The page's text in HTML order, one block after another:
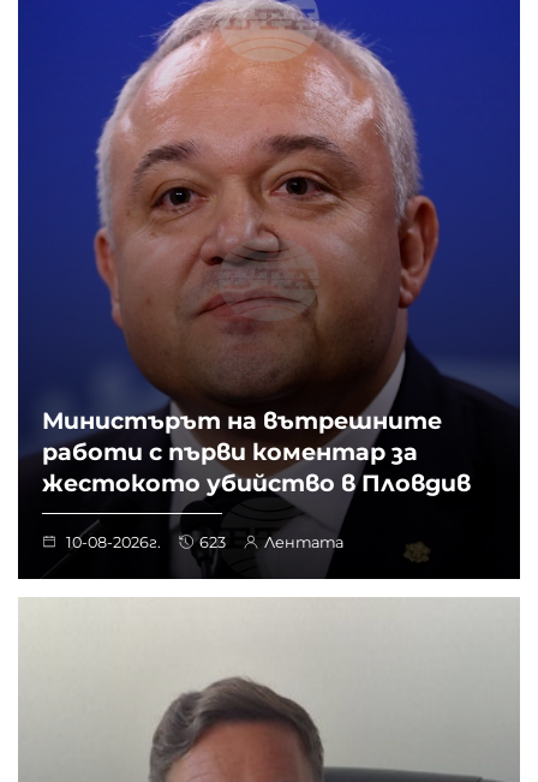
Министърът на вътрешните
работи с първи коментар за
жестокото убийство в Пловдив
10-08-2026г. 623 Лентата